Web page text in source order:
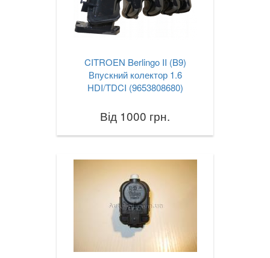
CITROEN Berlingo II (B9)
Впускний колектор 1.6
HDI/TDCI (9653808680)
Від 1000 грн.